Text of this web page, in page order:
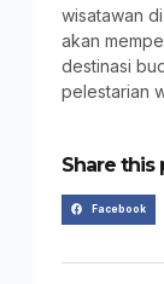
wisatawan
akan
destinasi
pelestarian
Share this
Facebook